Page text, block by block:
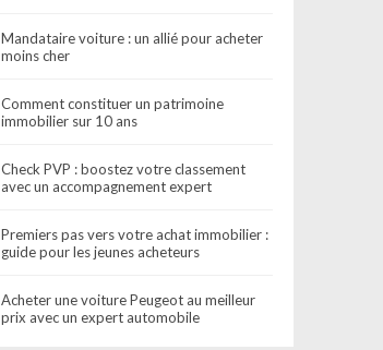
Mandataire voiture : un allié pour acheter
moins cher
Comment constituer un patrimoine
immobilier sur 10 ans
Check PVP : boostez votre classement
avec un accompagnement expert
Premiers pas vers votre achat immobilier :
guide pour les jeunes acheteurs
Acheter une voiture Peugeot au meilleur
prix avec un expert automobile